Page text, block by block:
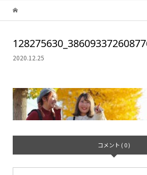
2020.12.25
コメント ( 0 )